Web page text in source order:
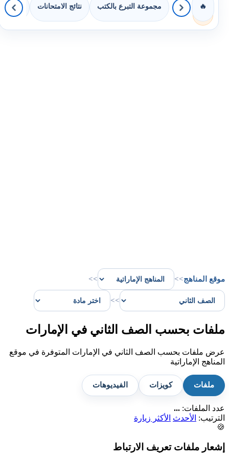
🔥 مجموعة التبرع بالكتب نتائج الامتحانات
موقع المناهج>>
>>
>>
ملفات بحسب الصف الثاني في الإمارات
عرض ملفات بحسب الصف الثاني في الإمارات المتوفرة في موقع
المناهج الإماراتية
ملفات كويزات الفيديوهات
عدد الملفات: ...
الترتيب:
الأحدث
الأكثر زيارة
🍪
إشعار ملفات تعريف الارتباط